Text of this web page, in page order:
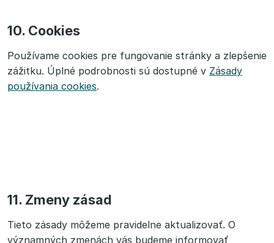
10. Cookies
Používame cookies pre fungovanie stránky a zlepšenie
zážitku. Úplné podrobnosti sú dostupné v Zásady
používania cookies.
11. Zmeny zásad
Tieto zásady môžeme pravidelne aktualizovať. O
významných zmenách vás budeme informovať